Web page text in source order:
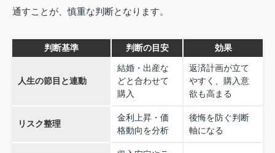
通すことが、慎重な判断となります。
判断基準 判断の目安 効果
人生の節目と連動
結婚・出産な
どと合わせて
購入
返済計画が立て
やすく、購入意
欲も高まる
リスク整理
金利上昇・価
格動向を分析
後悔を防ぐ判断
軸になる